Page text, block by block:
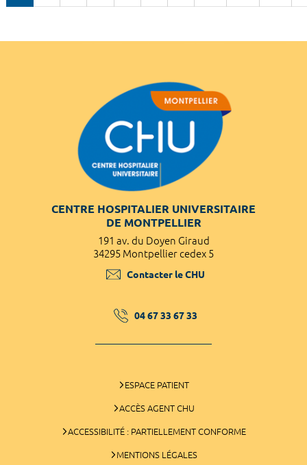
CENTRE HOSPITALIER UNIVERSITAIRE
DE MONTPELLIER
191 av. du Doyen Giraud
34295 Montpellier cedex 5
Contacter le CHU
04 67 33 67 33
ESPACE PATIENT
ACCÈS AGENT CHU
ACCESSIBILITÉ : PARTIELLEMENT CONFORME
MENTIONS LÉGALES